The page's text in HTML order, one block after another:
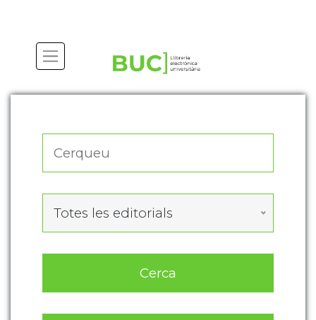
Totes les editorials
Cerca